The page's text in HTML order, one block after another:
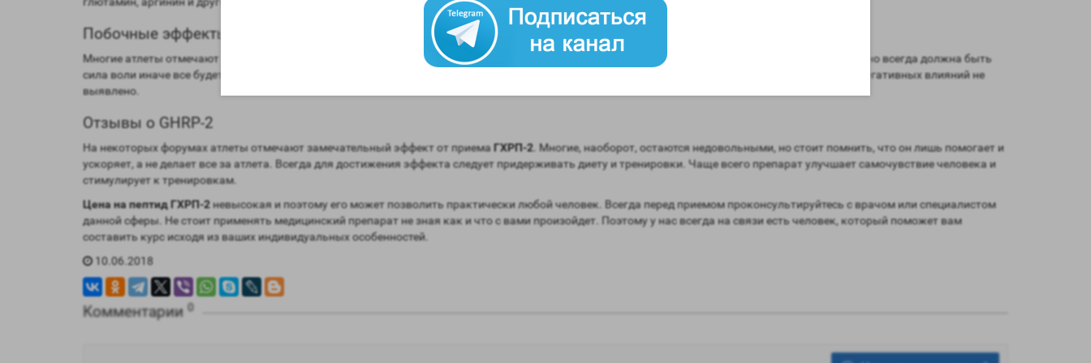
Побочные эффекты от GHRP-2
Многие атлеты отмечают высокое желание поесть сразу после приема пептида. Для людей пытающихся снизить вес это может быть проблемой, но всегда должна быть
сила воли иначе все будет в пустую. Если сложно всегда можно перебить аппетит мелким приемом пищи, либо протеиновым коктейлем. Других негативных влияний не
выявлено.
Отзывы о GHRP-2
На некоторых форумах атлеты отмечают замечательный эффект от приемаГХРП-2. Многие, наоборот, остаются недовольными, но стоит помнить, что он лишь помогает и
ускоряет, а не делает все за атлета. Всегда для достижения эффекта следует придерживать диету и тренировки. Чаще всего препарат улучшает самочувствие человека и
стимулирует к тренировкам.
Цена на пептид ГХРП-2невысокая и поэтому его может позволить практически любой человек. Всегда перед приемом проконсультируйтесь с врачом или специалистом
данной сферы. Не стоит применять медицинский препарат не зная как и что с вами произойдет. Поэтому у нас всегда на связи есть человек, который поможет вам
составить курс исходя из ваших индивидуальных особенностей.
10.06.2018
Комментарии 0